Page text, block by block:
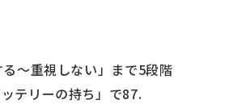
～重視しない」まで5段階
テリーの持ち」で87.